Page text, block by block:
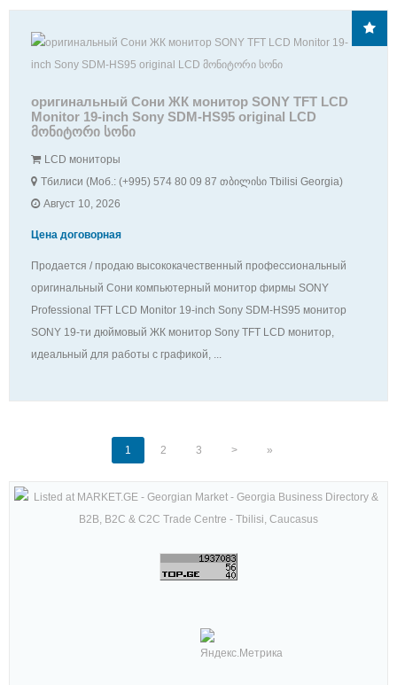
оригинальный Сони ЖК монитор SONY TFT LCD
Monitor 19-inch Sony SDM-HS95 original LCD
მონიტორი სონი
LCD мониторы
Тбилиси (Моб.: (+995) 574 80 09 87 თბილისი Tbilisi Georgia)
Август 10, 2026
Цена договорная
Продается / продаю высококачественный профессиональный
оригинальный Сони компьютерный монитор фирмы SONY
Professional TFT LCD Monitor 19-inch Sony SDM-HS95 монитор
SONY 19-ти дюймовый ЖК монитор Sony TFT LCD монитор,
идеальный для работы с графикой, ...
1 2 3 > »